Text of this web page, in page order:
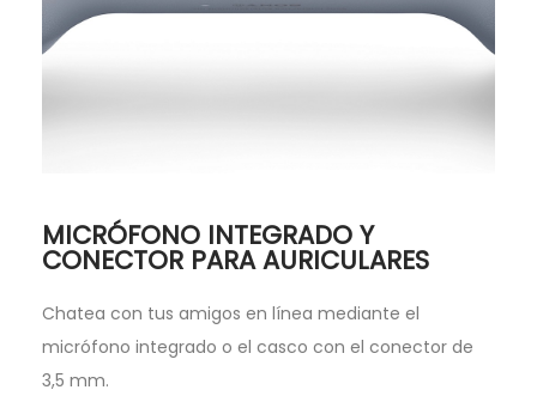
MICRÓFONO INTEGRADO Y
CONECTOR PARA AURICULARES
Chatea con tus amigos en línea mediante el
micrófono integrado o el casco con el conector de
3,5 mm.